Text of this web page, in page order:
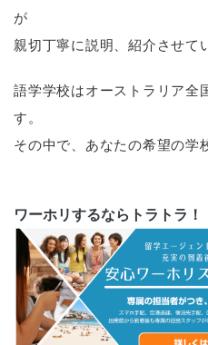
が
親切丁寧に説明、紹介させて
語学学校はオーストラリア全
す。
その中で、あなたの希望の学
ワーホリするならトラトラ！